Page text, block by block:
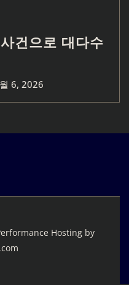
건으로 대다수
6, 2026
Hosting by